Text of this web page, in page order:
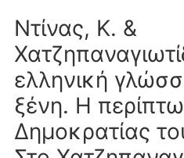
Ντίνας, Κ. &
ελληνική
ξένη. Η
Δημοκρατίας